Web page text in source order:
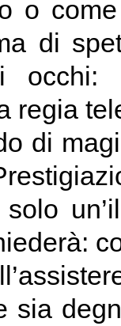
o
di
regia
di
sia